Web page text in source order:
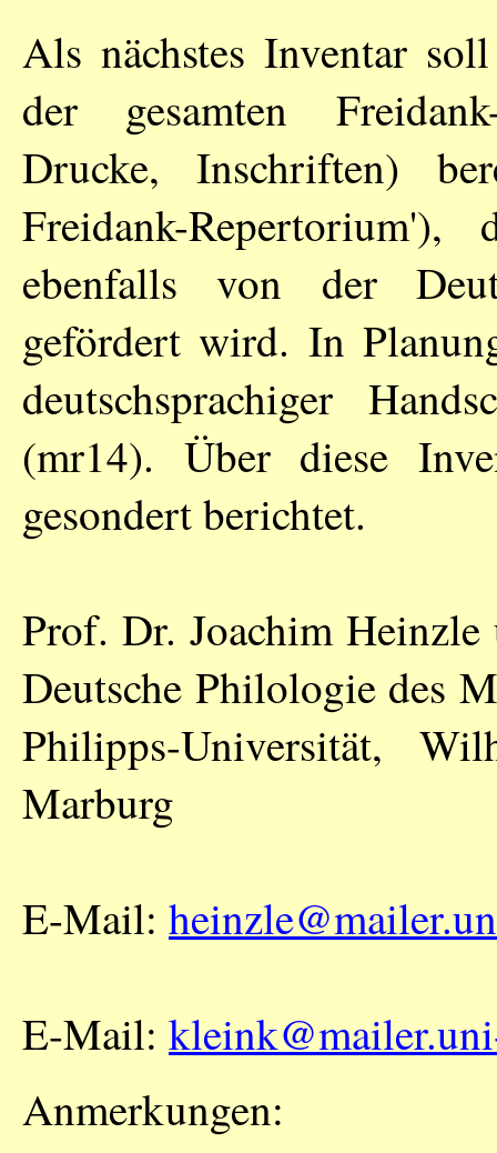
Als nächstes Inventar
der gesamten
Drucke, Inschriften)
Freidank-
ebenfalls von der
gefördert wird. In
deutschsprachiger
(mr14). Über diese
gesondert berichtet.
Prof. Dr. Joachim
Deutsche Philologie des
Philipps-Universität,
Marburg
E-Mail:
E-Mail:
Anmerkungen: